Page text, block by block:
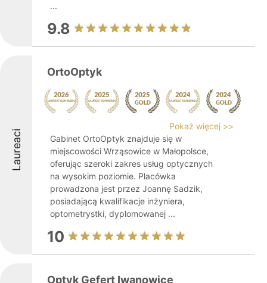
...
9.8
Laureaci
OrtoOptyk
Pokaż więcej >>
Gabinet OrtoOptyk znajduje się w
miejscowości Wrząsowice w Małopolsce,
oferując szeroki zakres usług optycznych
na wysokim poziomie. Placówka
prowadzona jest przez Joannę Sadzik,
posiadającą kwalifikacje inżyniera,
optometrystki, dyplomowanej ...
10
Optyk Gefert Iwanowice